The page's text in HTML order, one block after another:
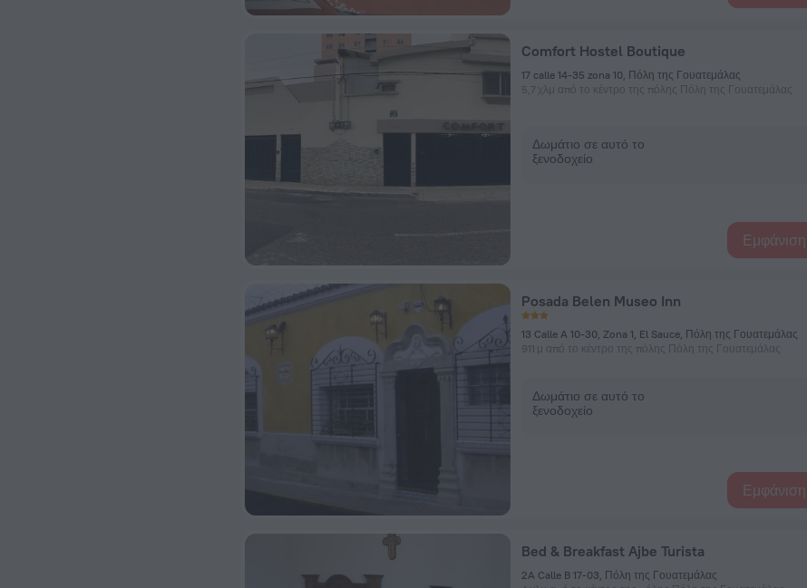
Comfort Hostel Boutique
17 calle 14-35 zona 10, Πόλη της Γουατεμάλας
5,7 χλμ από το κέντρο της πόλης Πόλη της Γουατεμάλας
Δωμάτιο σε αυτό το
ξενοδοχείο
Posada Belen Museo Inn
13 Calle A 10-30, Zona 1, El Sauce, Πόλη της Γουατεμάλας
911 μ από το κέντρο της πόλης Πόλη της Γουατεμάλας
Δωμάτιο σε αυτό το
ξενοδοχείο
Bed & Breakfast Ajbe Turista
2A Calle B 17-03, Πόλη της Γουατεμάλας